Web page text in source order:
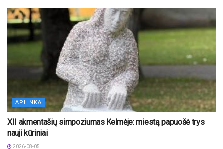
APLINKA
XII akmentašių simpoziumas Kelmėje: miestą papuošė trys
nauji kūriniai
2026-08-05